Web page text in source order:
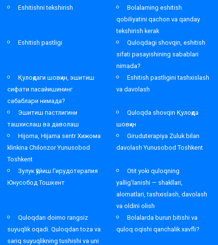
Eshitishni tekshirish
Bolalarning eshitish
qobiliyatini qachon va qanday
tekshirish kerak
Eshitish pastligi
Quloqdagi shovqin, eshitish
sifati pasayishining sabablari
nimada?
Қулоқдаги шовқин, эшитиш
сифати пасайишининг
сабаблари нимада?
Eshitish pastligini tashxislash
va davolash
Эшитиш пастлигини
ташхислаш ва даволаш
Quloqda shovqin Қулоқда
шовқин
Hijoma, Hijama sentr Хижома
klinkina Chilonzor Yunusobod
Toshkent
Giruduterapiya Zuluk bilan
davolash Yunusobod Toshkent
Зулук қўйиш Гирудотерапия
Юнусобод Тошкент
Otit yoki quloqning
yallig’lanishi — shakllari,
alomatlari, tashxislash, davolash
va oldini olish
Quloqdan doimo rangsiz
suyuqlik oqadi. Quloqdan toza va
sariq suyuqlikning tushishi va uni
Bolalarda burun bitishi va
quloq oqishi qanchalik xavfli?